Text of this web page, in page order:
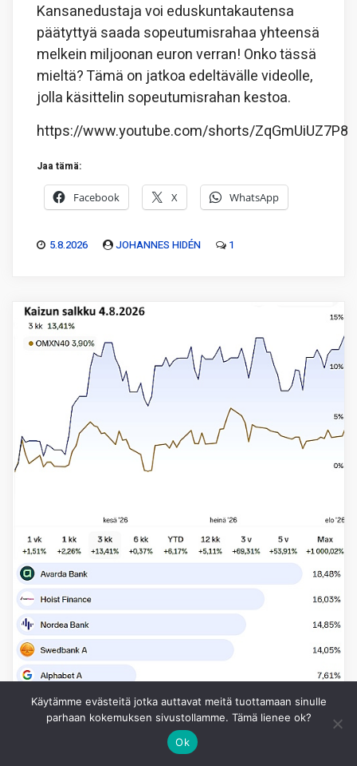
Kansanedustaja voi eduskuntakautensa
päätyttyä saada sopeutumisrahaa yhteensä
melkein miljoonan euron verran! Onko tässä
mieltä? Tämä on jatkoa edeltävälle videolle,
jolla käsittelin sopeutumisrahan kestoa.
https://www.youtube.com/shorts/ZqGmUiUZ7P8
Jaa tämä:
Facebook X WhatsApp
5.8.2026 JOHANNES HIDÉN 1
Käytämme evästeitä jotka auttavat meitä tuottamaan sinulle
parhaan kokemuksen sivustollamme. Tämä lienee ok?
Ok